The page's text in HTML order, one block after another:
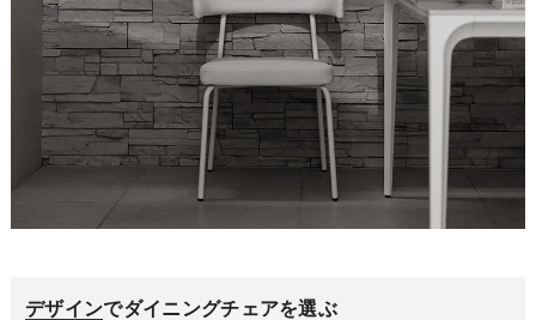
デザインでダイニングチェアを選ぶ